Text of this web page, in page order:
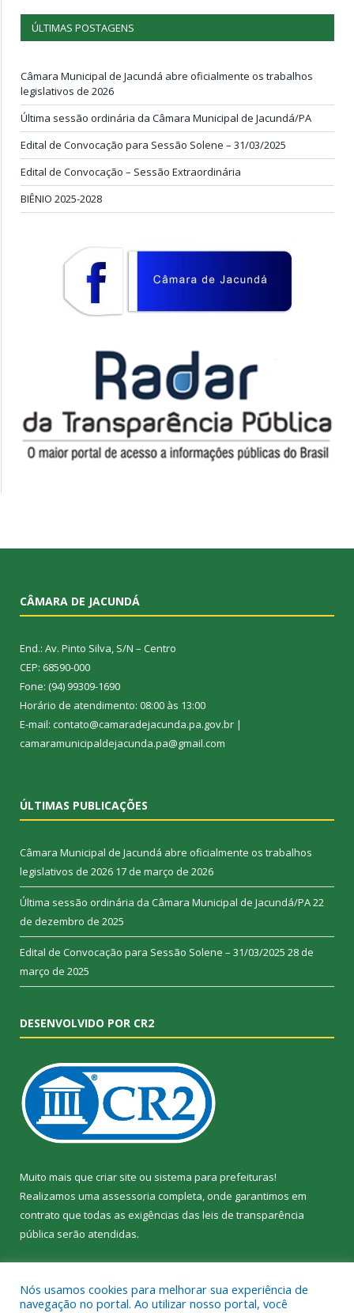
ÚLTIMAS POSTAGENS
Câmara Municipal de Jacundá abre oficialmente os trabalhos
legislativos de 2026
Última sessão ordinária da Câmara Municipal de Jacundá/PA
Edital de Convocação para Sessão Solene – 31/03/2025
Edital de Convocação – Sessão Extraordinária
BIÊNIO 2025-2028
CÂMARA DE JACUNDÁ
End.: Av. Pinto Silva, S/N – Centro
CEP: 68590-000
Fone: (94) 99309-1690
Horário de atendimento: 08:00 às 13:00
E-mail: contato@camaradejacunda.pa.gov.br |
camaramunicipaldejacunda.pa@gmail.com
ÚLTIMAS PUBLICAÇÕES
Câmara Municipal de Jacundá abre oficialmente os trabalhos
legislativos de 2026 17 de março de 2026
Última sessão ordinária da Câmara Municipal de Jacundá/PA22
de dezembro de 2025
Edital de Convocação para Sessão Solene – 31/03/2025 28 de
março de 2025
DESENVOLVIDO POR CR2
Muito mais que criar site ou sistema para prefeituras!
Realizamos uma assessoria completa, onde garantimos em
contrato que todas as exigências das leis de transparência
pública serão atendidas.
Nós usamos cookies para melhorar sua experiência de
navegação no portal. Ao utilizar nosso portal, você